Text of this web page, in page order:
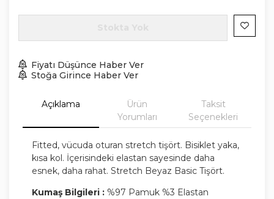
Fiyatı Düşünce Haber Ver
Stoğa Girince Haber Ver
Açıklama
Ürün
Yorumları
Taksit
Seçenekleri
Fitted, vücuda oturan stretch tişört. Bisiklet yaka,
kısa kol. İçerisindeki elastan sayesinde daha
esnek, daha rahat. Stretch Beyaz Basic Tişört.
Kumaş Bilgileri :%97 Pamuk %3 Elastan